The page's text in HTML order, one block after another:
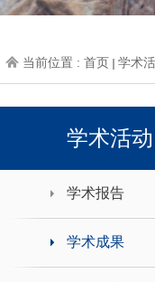
学院院刊
当前位置 : 首页 学术
学术活动
学术报告
学术成果